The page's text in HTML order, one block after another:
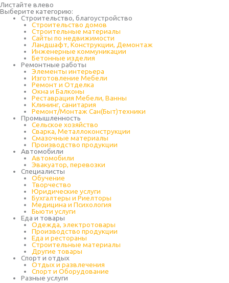
Листайте влево
Выберите категорию:
Строительство, благоустройство
Строительство домов
Строительные материалы
Сайты по недвижимости
Ландшафт, Конструкции, Демонтаж
Инженерные коммуникации
Бетонные изделия
Ремонтные работы
Элементы интерьера
Изготовление Мебели
Ремонт и Отделка
Окна и Балконы
Реставрация Мебели, Ванны
Клининг, санитария
Ремонт/Монтаж Сан(Быт)техники
Промышленность
Cельское хозяйство
Сварка, Металлоконструкции
Cмазочные материалы
Производство продукции
Автомобили
Автомобили
Эвакуатор, перевозки
Специалисты
Обучение
Творчество
Юридические услуги
Бухгалтеры и Риелторы
Медицина и Психология
Бьюти услуги
Еда и товары
Одежда, электротовары
Производство продукции
Еда и рестораны
Строительные материалы
Другие товары
Спорт и отдых
Отдых и развлечения
Спорт и Оборудование
Разные услуги